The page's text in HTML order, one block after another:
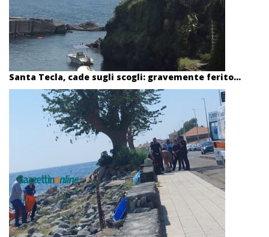
Santa Tecla, cade sugli scogli: gravemente ferito...